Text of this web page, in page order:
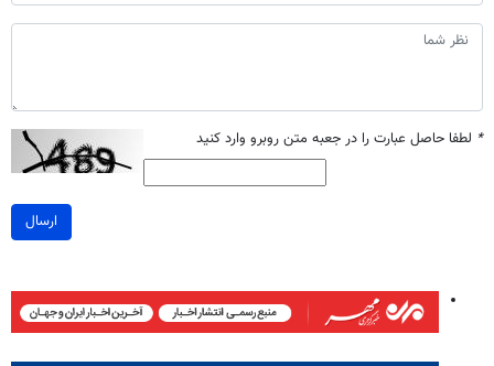
* لطفا حاصل عبارت را در جعبه متن روبرو وارد کنید
ارسال